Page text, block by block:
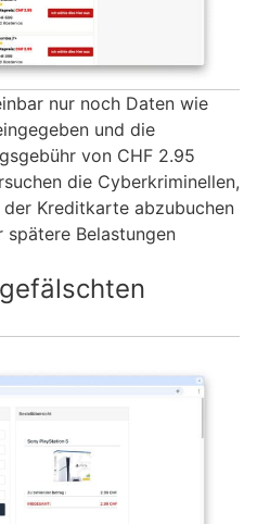
nur noch Daten wie
und die
von CHF 2.95
die Cyberkriminellen,
Kreditkarte abzubuchen
spätere Belastungen